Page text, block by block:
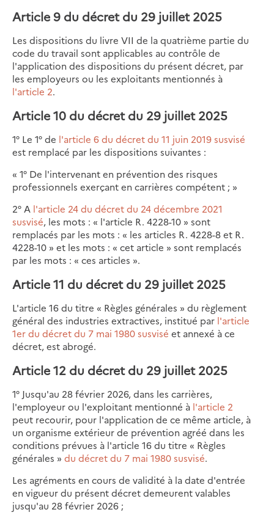
Article 9 du décret du 29 juillet 2025
Les dispositions du livre VII de la quatrième partie du
code du travail sont applicables au contrôle de
l'application des dispositions du présent décret, par
les employeurs ou les exploitants mentionnés à
l'article 2.
Article 10 du décret du 29 juillet 2025
1° Le 1° de l'article 6 du décret du 11 juin 2019 susvisé
est remplacé par les dispositions suivantes :
« 1° De l'intervenant en prévention des risques
professionnels exerçant en carrières compétent ; »
2° A l'article 24 du décret du 24 décembre 2021
susvisé, les mots : « l'article R. 4228-10 » sont
remplacés par les mots : « les articles R. 4228-8 et R.
4228-10 » et les mots : « cet article » sont remplacés
par les mots : « ces articles ».
Article 11 du décret du 29 juillet 2025
L'article 16 du titre « Règles générales » du règlement
général des industries extractives, institué par l'article
1er du décret du 7 mai 1980 susvisé et annexé à ce
décret, est abrogé.
Article 12 du décret du 29 juillet 2025
1° Jusqu'au 28 février 2026, dans les carrières,
l'employeur ou l'exploitant mentionné à l'article 2
peut recourir, pour l'application de ce même article, à
un organisme extérieur de prévention agréé dans les
conditions prévues à l'article 16 du titre « Règles
générales » du décret du 7 mai 1980 susvisé.
Les agréments en cours de validité à la date d'entrée
en vigueur du présent décret demeurent valables
jusqu'au 28 février 2026 ;